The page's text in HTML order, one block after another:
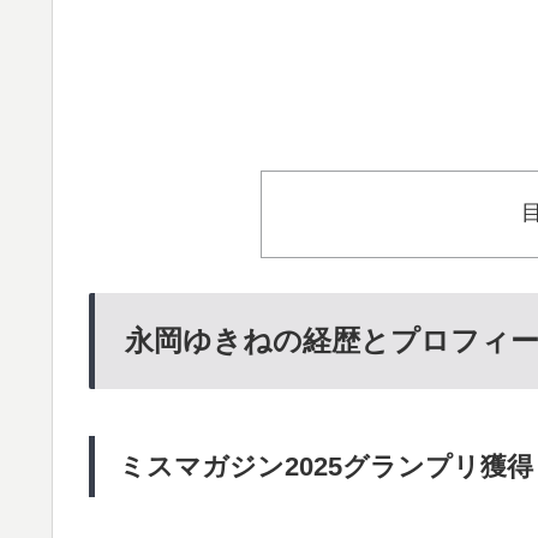
永岡ゆきねの経歴とプロフィ
ミスマガジン2025グランプリ獲